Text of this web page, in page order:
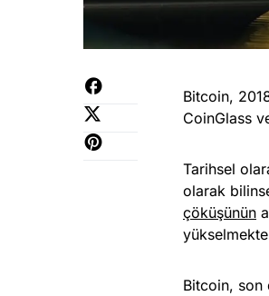
Bitcoin,
CoinGlass
Tarihsel
olarak
çöküşünün
Bitcoin, son